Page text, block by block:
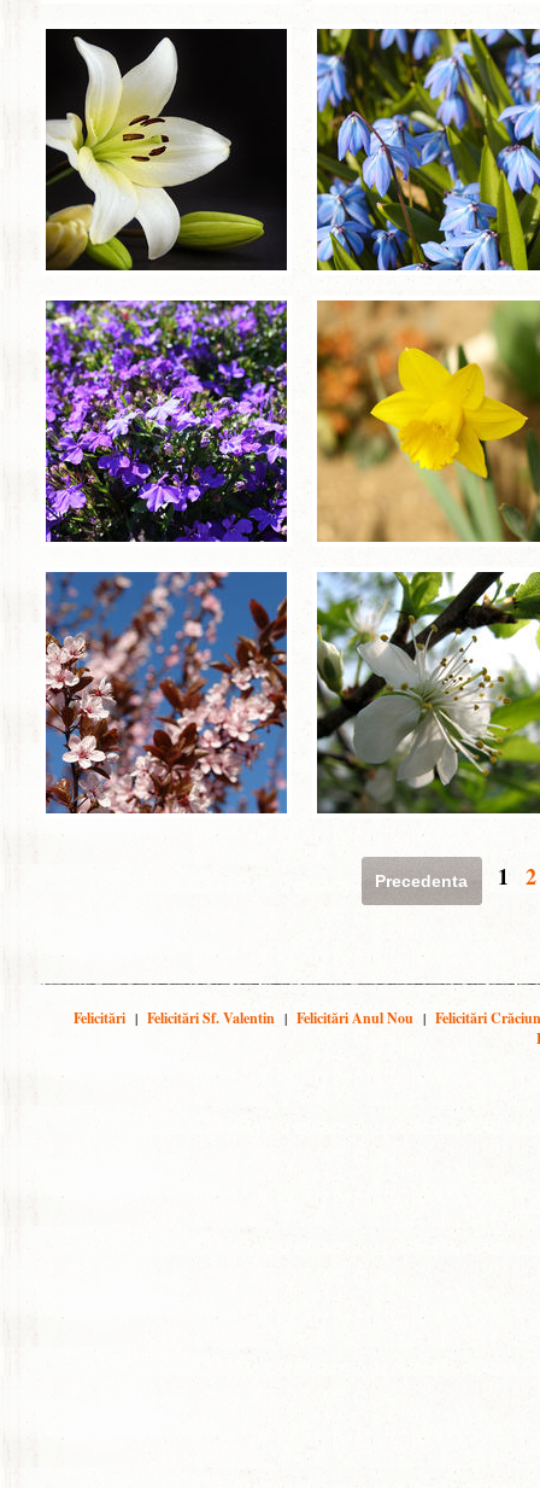
Precedenta 1 2
Felicitări | Felicitări Sf. Valentin | Felicitări Anul Nou | Felicitări